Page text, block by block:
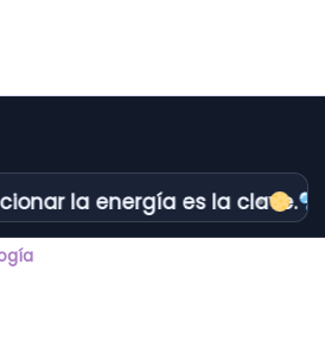
la energía es la clave.